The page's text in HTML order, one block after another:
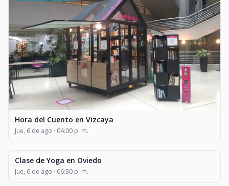
Hora del Cuento en Vizcaya
Jue, 6 de ago · 04:00 p. m.
CLASES Y TALLERES
Clase de Yoga en Oviedo
Jue, 6 de ago · 06:30 p. m.